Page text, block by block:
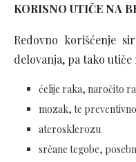
KORISNO UTIČE NA
Redovno korišćenje
delovanja, pa tako utiče
ćelije raka, naročito
mozak, te
aterosklerozu
srčane tegobe,